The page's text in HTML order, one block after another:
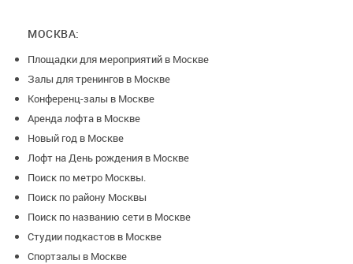
МОСКВА:
Площадки для мероприятий в Москве
Залы для тренингов в Москве
Конференц-залы в Москве
Аренда лофта в Москве
Новый год в Москве
Лофт на День рождения в Москве
Поиск по метро Москвы.
Поиск по району Москвы
Поиск по названию сети в Москве
Студии подкастов в Москве
Спортзалы в Москве